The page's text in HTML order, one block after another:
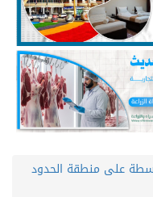
على منطقة الحدود